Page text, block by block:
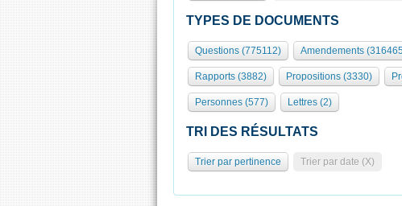
TYPES DE DOCUMENTS
Questions (775112) Amendements
Rapports (3882) Propositions (3330)
Personnes (577) Lettres (2)
TRI DES RÉSULTATS
Trier par pertinence Trier par date (X)